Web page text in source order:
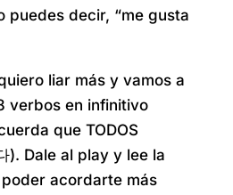
puedes decir, “me gusta
liar más y vamos a
verbos en infinitivo
que TODOS
). Dale al play y lee la
acordarte más